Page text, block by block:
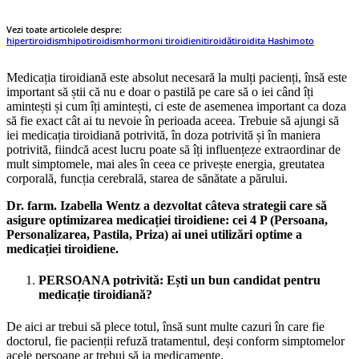
Vezi toate articolele despre:
hipertiroidismhipotiroidismhormoni tiroidienitiroidătiroidita Hashimoto
Medicația tiroidiană este absolut necesară la mulți pacienți, însă este
important să știi că nu e doar o pastilă pe care să o iei când îți
amintești și cum îți amintești, ci este de asemenea important ca doza
să fie exact cât ai tu nevoie în perioada aceea. Trebuie să ajungi să
iei medicația tiroidiană potrivită, în doza potrivită și în maniera
potrivită, fiindcă acest lucru poate să îți influențeze extraordinar de
mult simptomele, mai ales în ceea ce privește energia, greutatea
corporală, funcția cerebrală, starea de sănătate a părului.
Dr. farm. Izabella Wentz a dezvoltat câteva strategii care să
asigure optimizarea medicației tiroidiene: cei 4 P (Persoana,
Personalizarea, Pastila, Priza) ai unei utilizări optime a
medicației tiroidiene.
PERSOANA potrivită: Ești un bun candidat pentru
medicație tiroidiană?
De aici ar trebui să plece totul, însă sunt multe cazuri în care fie
doctorul, fie pacienții refuză tratamentul, deși conform simptomelor
acele persoane ar trebui să ia medicamente.